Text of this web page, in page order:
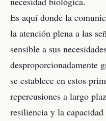
Es aquí donde la
la atención plena a las
sensible a sus
desproporcionadamente
se establece en estos
repercusiones a largo
resiliencia y la